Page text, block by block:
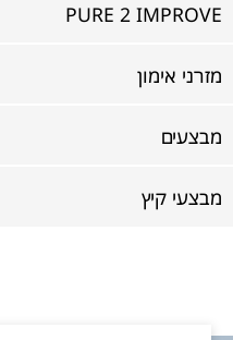
PURE 2 IMPROVE
מזרני אימון
מבצעים
מבצעי קיץ